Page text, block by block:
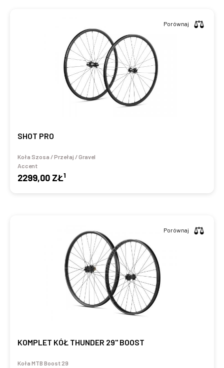
SHOT PRO
Koła Szosa / Przełaj / Gravel
Accent
2299,00 ZŁ1
Porównaj
KOMPLET KÓŁ THUNDER 29" BOOST
Koła MTB Boost 29
Porównaj